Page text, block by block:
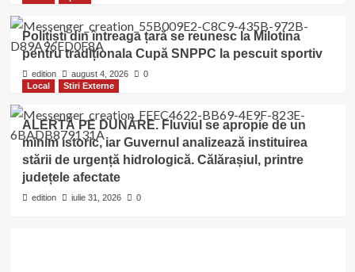
Polițiști din întreaga țară se reunesc la Milotina
pentru tradiționala Cupă SNPPC la pescuit sportiv
edition august 4, 2026
0
Local
Stiri Externe
ALERTĂ PE DUNĂRE. Fluviul se apropie de un
minim istoric, iar Guvernul analizează instituirea
stării de urgență hidrologică. Călărașiul, printre
județele afectate
edition iulie 31, 2026 0